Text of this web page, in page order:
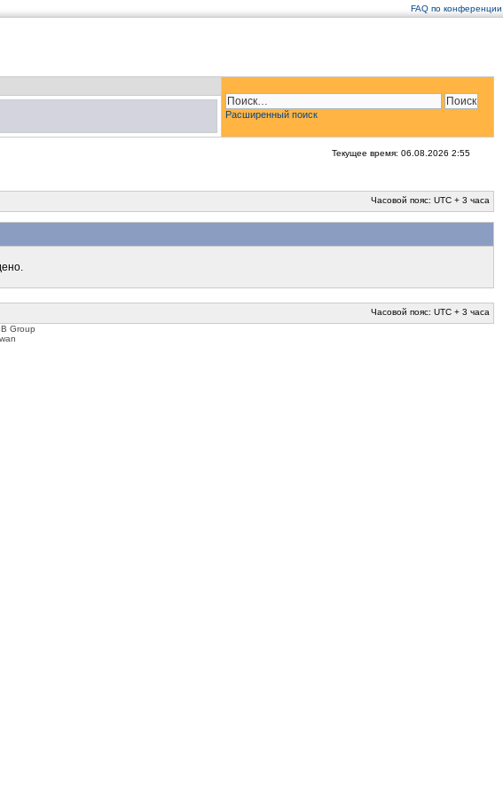
FAQ по конференции
Расширенный поиск
Текущее время: 06.08.2026 2:55
Часовой пояс: UTC + 3 часа
Часовой пояс: UTC + 3 часа
Group